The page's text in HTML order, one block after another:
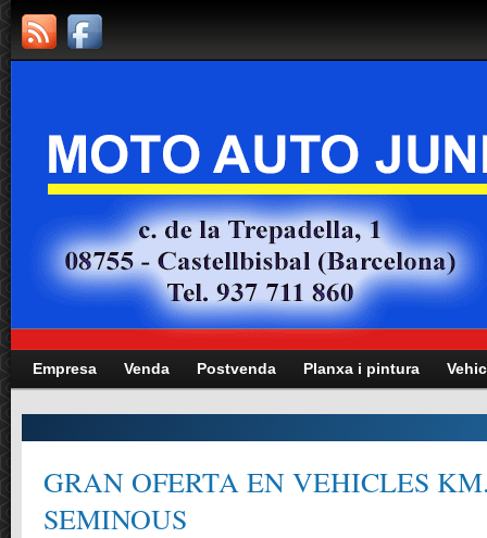
Empresa Venda Postvenda Planxa i pintura
GRAN OFERTA EN VEHICLES
SEMINOUS